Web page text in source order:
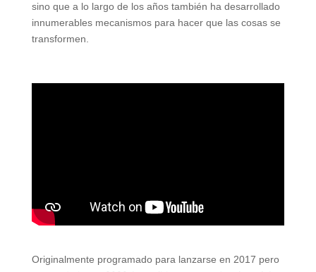
sino que a lo largo de los años también ha desarrollado
innumerables mecanismos para hacer que las cosas se
transformen.
Originalmente programado para lanzarse en 2017 pero